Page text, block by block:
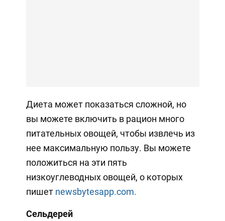
Диета может показаться сложной, но
вы можете включить в рацион много
питательных овощей, чтобы извлечь из
нее максимальную пользу. Вы можете
положиться на эти пять
низкоуглеводных овощей, о которых
пишет newsbytesapp.com.
Сельдерей